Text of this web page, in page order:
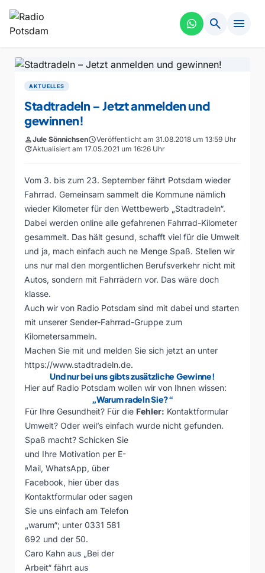
search menu
AKTUELLES
Stadtradeln – Jetzt anmelden und
gewinnen!
personJule SönnichsenscheduleVeröffentlicht am 31.08.2018 um 13:59 Uhr
updateAktualisiert am 17.05.2021 um 16:26 Uhr
Vom 3. bis zum 23. September fährt Potsdam wieder
Fahrrad. Gemeinsam sammelt die Kommune nämlich
wieder Kilometer für den Wettbewerb „Stadtradeln“.
Dabei werden online alle gefahrenen Fahrrad-Kilometer
gesammelt. Das hält gesund, schafft viel für die Umwelt
und ja, mach einfach auch ne Menge Spaß. Stellen wir
uns nur mal den morgentlichen Berufsverkehr nicht mit
Autos, sondern mit Fahrrädern vor. Das wäre doch
klasse.
Auch wir von Radio Potsdam sind mit dabei und starten
mit unserer Sender-Fahrrad-Gruppe zum
Kilometersammeln.
Machen Sie mit und melden Sie sich jetzt an unter
https://www.stadtradeln.de.
Und nur bei uns gibts zusätzliche Gewinne!
Hier auf Radio Potsdam wollen wir von Ihnen wissen:
„Warum radeln Sie?“
Für Ihre Gesundheit? Für die
Umwelt? Oder weil’s einfach
Spaß macht? Schicken Sie
und Ihre Motivation per E-
Mail, WhatsApp, über
Facebook, hier über das
Kontaktformular oder sagen
Sie uns einfach am Telefon
„warum“; unter 0331 581
692 und der 50.
Caro Kahn aus „Bei der
Arbeit“ fährt aus
Fehler: Kontaktformular
wurde nicht gefunden.